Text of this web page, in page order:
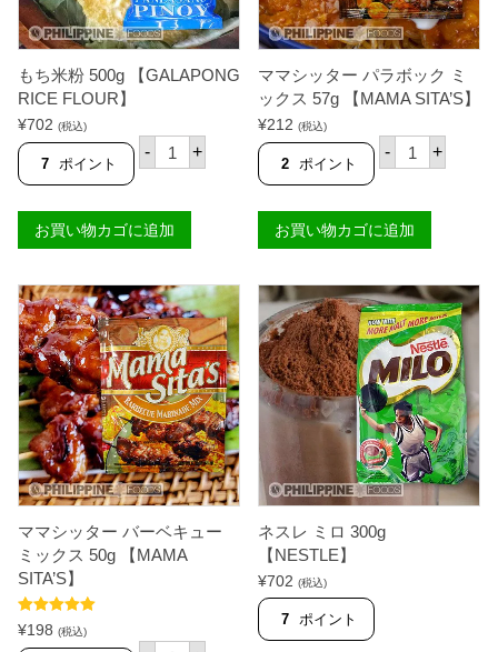
ス
5
7
g
【
M
T
A
'
】
個
ス
4
0
【
M
S
A
'
S
個
もち米粉 500g 【GALAPONG
RICE FLOUR】
¥702 (税込)
7 ポイント
- も
ち
5
0
0
【
G
A
L
A
P
O
N
G
R
I
C
E
L
O
+
お買い物カゴに追加
ママシッター パラボック ミ
ックス 57g 【MAMA SITA’S】
¥212 (税込)
2 ポイント
- マ
マ
タ
ー
パ
ボ
ッ
ク
ミ
ッ
ク
ス
5
7
g
【
M
A
+
お買い物カゴに追加
ママシッター バーベキュー
ミックス 50g 【MAMA
SITA’S】
5段階中5.00
の評価
¥198 (税込)
ネスレ ミロ 300g
【NESTLE】
¥702 (税込)
7 ポイント